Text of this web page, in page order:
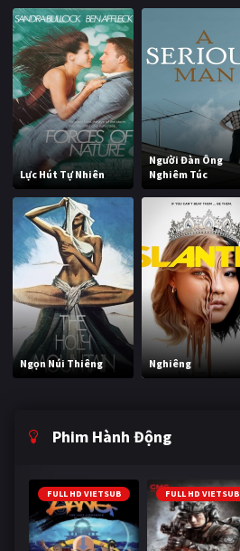
Lực Hút Tự Nhiên
Người Đàn Ông
Nghiêm Túc
Ngọn Núi Thiêng Nghiêng
Phim Hành Động
FULL HD VIETSUB FULL HD VIETSUB